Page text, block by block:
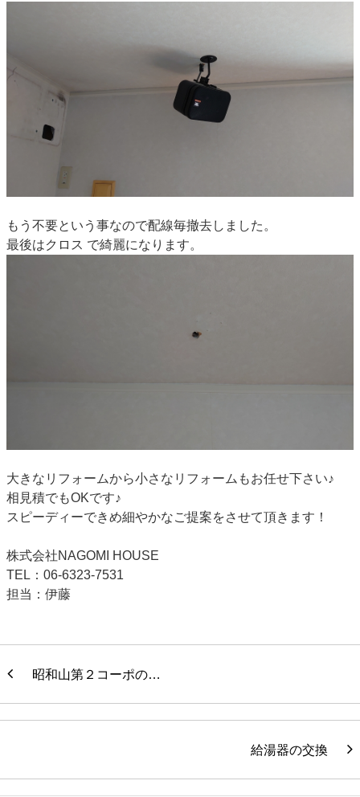
もう不要という事なので配線毎撤去しました。
最後はクロス で綺麗になります。
大きなリフォームから小さなリフォームもお任せ下さい♪
相見積でもOKです♪
スピーディーできめ細やかなご提案をさせて頂きます！
株式会社NAGOMI HOUSE
TEL：06-6323-7531
担当：伊藤
昭和山第２コーポの…
給湯器の交換